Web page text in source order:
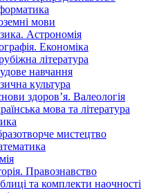
мови
Астрономія
Економіка
література
навчання
культура
здоров’я. Валеологія
мова та література
мистецтво
Правознавство
та комплекти наочності